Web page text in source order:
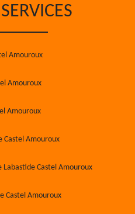
Amouroux
Amouroux
Amouroux
Castel Amouroux
Castel Amouroux
Castel Amouroux